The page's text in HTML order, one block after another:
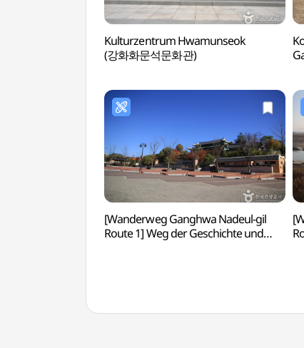
Kulturzentrum Hwamunseok
(강화화문석문화관)
[Wanderweg Ganghwa Nadeul-gil
Route 1] Weg der Geschichte und